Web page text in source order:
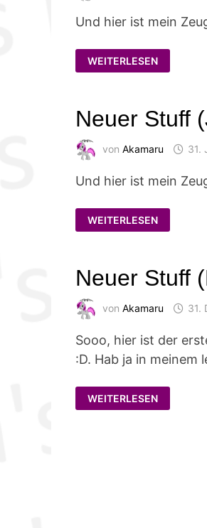
Und hier ist mein
NEUER
STUFF
(FEBRUAR
WEITERLESEN
Neuer Stuff
vonAkamaru 31.
Und hier ist mein
NEUER
STUFF
(JANUAR
WEITERLESEN
Neuer Stuff
vonAkamaru 31.
Sooo, hier ist der
:D. Hab ja in
NEUER
STUFF
(DEZEMBER
WEITERLESEN